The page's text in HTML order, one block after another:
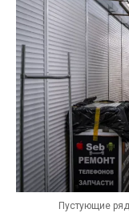
Пустующие